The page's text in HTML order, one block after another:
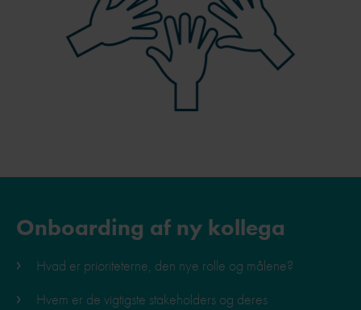
Onboarding af ny kollega
Hvad er prioriteterne, den nye rolle og målene?
Hvem er de vigtigste stakeholders og deres